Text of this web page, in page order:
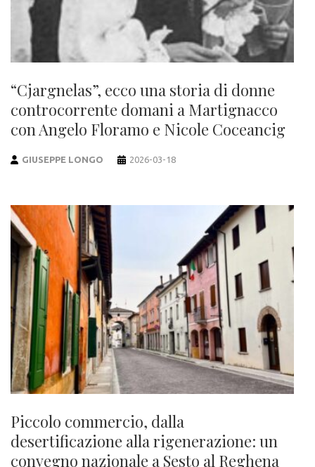
“Cjargnelas”, ecco una storia di donne
controcorrente domani a Martignacco
con Angelo Floramo e Nicole Coceancig
GIUSEPPE LONGO 2026-03-18
Piccolo commercio, dalla
desertificazione alla rigenerazione: un
convegno nazionale a Sesto al Reghena